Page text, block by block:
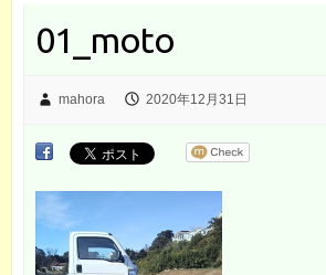
01_moto
mahora 2020年12月31日